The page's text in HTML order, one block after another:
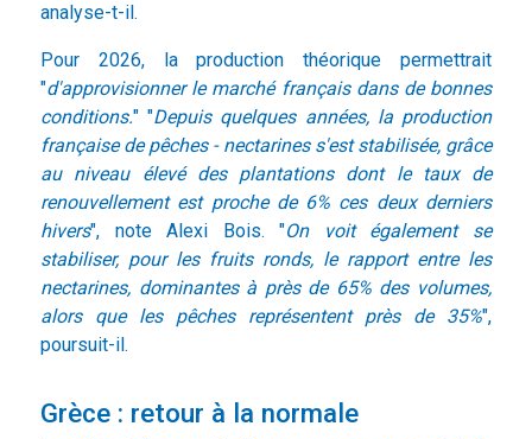
analyse-t-il.
Pour 2026, la production théorique permettrait
"d'approvisionner le marché français dans de bonnes
conditions." "Depuis quelques années, la production
française de pêches - nectarines s'est stabilisée, grâce
au niveau élevé des plantations dont le taux de
renouvellement est proche de 6% ces deux derniers
hivers", note Alexi Bois. "On voit également se
stabiliser, pour les fruits ronds, le rapport entre les
nectarines, dominantes à près de 65% des volumes,
alors que les pêches représentent près de 35%",
poursuit-il.
Grèce : retour à la normale